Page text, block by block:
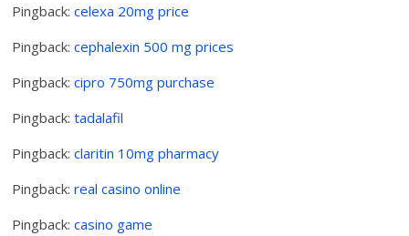
Pingback:celexa 20mg price
Pingback:cephalexin 500 mg prices
Pingback:cipro 750mg purchase
Pingback:tadalafil
Pingback:claritin 10mg pharmacy
Pingback:real casino online
Pingback:casino game